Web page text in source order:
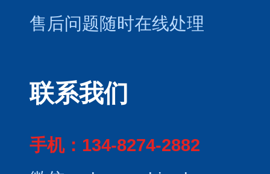
售后问题随时在线处理
联系我们
手机：134-8274-2882